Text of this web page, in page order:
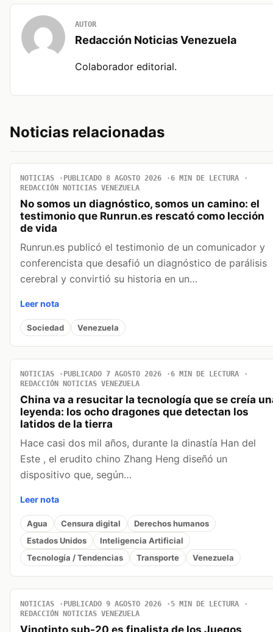
AUTOR
Redacción Noticias Venezuela
Colaborador editorial.
Noticias relacionadas
NOTICIAS PUBLICADO 8 AGOSTO 2026
6 MIN DE LECTURA
REDACCIÓN NOTICIAS VENEZUELA
No somos un diagnóstico, somos un camino: el
testimonio que Runrun.es rescató como lección
de vida
Runrun.es publicó el testimonio de un comunicador y
conferencista que desafió un diagnóstico de parálisis
cerebral y convirtió su historia en un…
Leer nota
Sociedad Venezuela
NOTICIAS PUBLICADO 7 AGOSTO 2026
6 MIN DE LECTURA
REDACCIÓN NOTICIAS VENEZUELA
China va a resucitar la tecnología que se creía
leyenda: los ocho dragones que detectan los
latidos de la tierra
Hace casi dos mil años, durante la dinastía Han del
Este , el erudito chino Zhang Heng diseñó un
dispositivo que, según…
Leer nota
Agua Censura digital
Derechos humanos
Estados Unidos
Inteligencia Artificial
Tecnología / Tendencias
Transporte Venezuela
NOTICIAS PUBLICADO 9 AGOSTO 2026
5 MIN DE LECTURA
REDACCIÓN NOTICIAS VENEZUELA